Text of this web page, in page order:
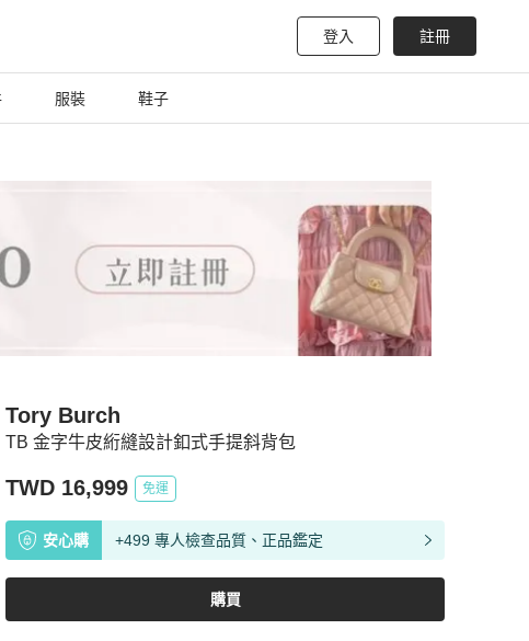
登入 註冊
服裝 鞋子
TB 金字牛皮絎縫設計釦式手提斜背包
Tory Burch
TWD 16,999 免運
安心購 +499 專人檢查品質、正品鑑定
購買